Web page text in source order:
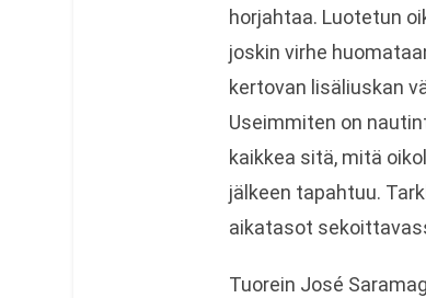
horjahtaa. Luotetun
joskin virhe
kertovan lisäliuskan
Useimmiten on
kaikkea sitä, mitä
jälkeen tapahtuu.
aikatasot
Tuorein José